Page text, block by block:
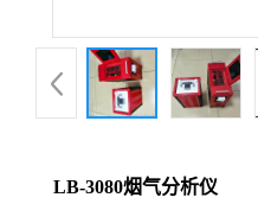
品
厅
LB-3080烟气分析仪